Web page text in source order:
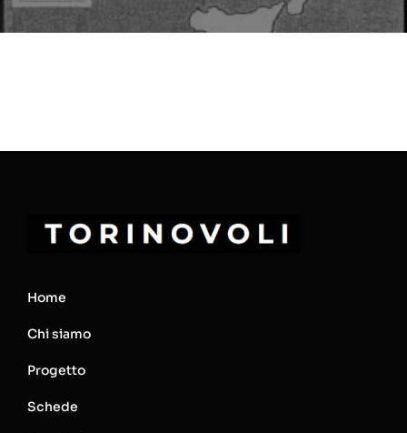
Home
Chi siamo
Progetto
Schede